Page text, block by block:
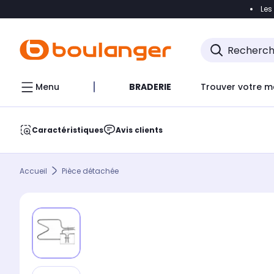
Accéder
Menu BRADERIE Trouver votre
Caractéristiques Avis clients
Accueil Pièce détachée